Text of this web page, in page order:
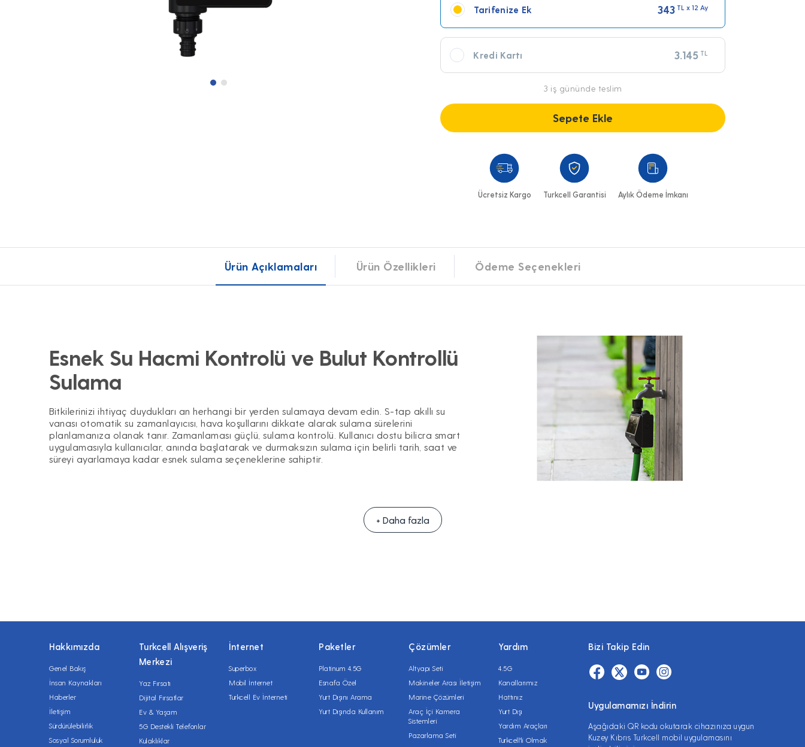
Tarifenize Ek 343 TL x 12 Ay
Kredi Kartı 3.145 TL
3 iş gününde teslim
Sepete Ekle
Ücretsiz Kargo Turkcell Garantisi Aylık Ödeme İmkanı
Ürün Açıklamaları Ürün Özellikleri Ödeme Seçenekleri
Esnek Su Hacmi Kontrolü ve Bulut Kontrollü
Sulama
Bitkilerinizi ihtiyaç duydukları an herhangi bir yerden sulamaya devam edin. S-tap akıllı su
vanası otomatik su zamanlayıcısı, hava koşullarını dikkate alarak sulama sürelerini
planlamanıza olanak tanır. Zamanlaması güçlü, sulama kontrolü. Kullanıcı dostu bilicra smart
uygulamasıyla kullanıcılar, anında başlatarak ve durmaksızın sulama için belirli tarih, saat ve
süreyi ayarlamaya kadar esnek sulama seçeneklerine sahiptir.
+ Daha fazla
Hakkımızda
Genel Bakış
İnsan Kaynakları
Haberler
İletişim
Sürdürülebilirlik
Sosyal Sorumluluk
Turkcell Alışveriş
Merkezi
Yaz Fırsatı
Dijital Fırsatlar
Ev & Yaşam
5G Destekli Telefonlar
Kulaklıklar
İnternet
Superbox
Mobil İnternet
Turkcell Ev İnterneti
Paketler
Platinum 4.5G
Esnafa Özel
Yurt Dışını Arama
Yurt Dışında Kullanım
Çözümler
Altyapı Seti
Makineler Arası İletişim
Marine Çözümleri
Araç İçi Kamera
Sistemleri
Pazarlama Seti
Yardım
4.5G
Kanallarımız
Hattınız
Yurt Dışı
Yardım Araçları
Turkcell'li Olmak
Bizi Takip Edin
Uygulamamızı İndirin
Aşağıdaki QR kodu okutarak cihazınıza uygun
Kuzey Kıbrıs Turkcell mobil uygulamasını